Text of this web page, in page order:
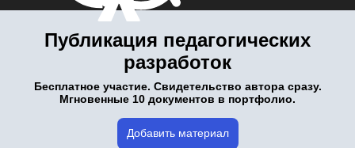
Публикация педагогических
разработок
Бесплатное участие. Свидетельство автора сразу.
Мгновенные 10 документов в портфолио.
Добавить материал